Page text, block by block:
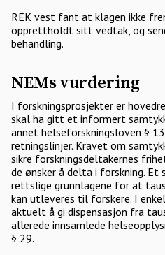
REK vest fant at klagen ikke
opprettholdt sitt vedtak, og
behandling.
NEMs vurdering
I forskningsprosjekter er
skal ha gitt et informert
annet helseforskningsloven §
retningslinjer. Kravet om
sikre forskningsdeltakernes
de ønsker å delta i forskning. Et
rettslige grunnlagene for at
kan utleveres til forskere. I
aktuelt å gi dispensasjon fra
allerede innsamlede
§ 29.